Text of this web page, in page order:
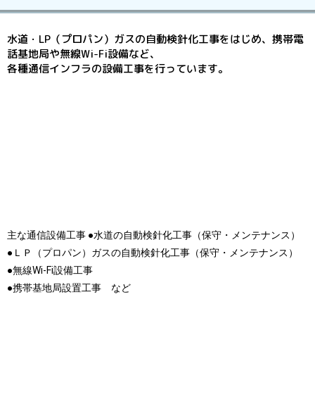
水道・LP（プロパン）ガスの自動検針化工事をはじめ、携帯電
話基地局や無線Wi-Fi設備など、
各種通信インフラの設備工事を行っています。
主な通信設備工事 ●水道の自動検針化工事（保守・メンテナンス）
●ＬＰ（プロパン）ガスの自動検針化工事（保守・メンテナンス）
●無線Wi-Fi設備工事
●携帯基地局設置工事 など